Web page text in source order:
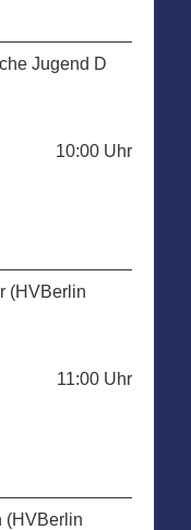
Jugend D
10:00 Uhr
(HVBerlin
11:00 Uhr
(HVBerlin